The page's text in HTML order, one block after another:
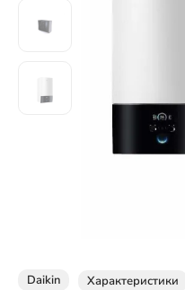
Daikin Характеристики